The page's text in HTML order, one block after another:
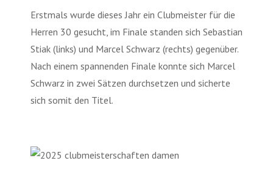
Erstmals wurde dieses Jahr ein Clubmeister für die
Herren 30 gesucht, im Finale standen sich Sebastian
Stiak (links) und Marcel Schwarz (rechts) gegenüber.
Nach einem spannenden Finale konnte sich Marcel
Schwarz in zwei Sätzen durchsetzen und sicherte
sich somit den Titel.